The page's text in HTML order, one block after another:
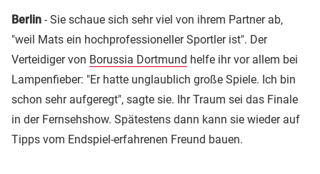
Berlin - Sie schaue sich sehr viel von ihrem Partner ab,
"weil Mats ein hochprofessioneller Sportler ist". Der
Verteidiger von Borussia Dortmund helfe ihr vor allem bei
Lampenfieber: "Er hatte unglaublich große Spiele. Ich bin
schon sehr aufgeregt", sagte sie. Ihr Traum sei das Finale
in der Fernsehshow. Spätestens dann kann sie wieder auf
Tipps vom Endspiel-erfahrenen Freund bauen.